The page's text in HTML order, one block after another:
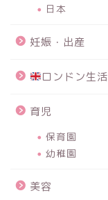
日本
妊娠・出産
ロンドン生活
育児
保育園
幼稚園
美容